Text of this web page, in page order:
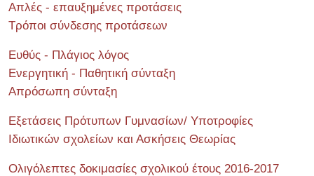
Απλές - επαυξημένες προτάσεις
Τρόποι σύνδεσης προτάσεων
Ευθύς - Πλάγιος λόγος
Ενεργητική - Παθητική σύνταξη
Απρόσωπη σύνταξη
Εξετάσεις Πρότυπων Γυμνασίων/ Υποτροφίες
Ιδιωτικών σχολείων και Ασκήσεις Θεωρίας
Ολιγόλεπτες δοκιμασίες σχολικού έτους 2016-2017